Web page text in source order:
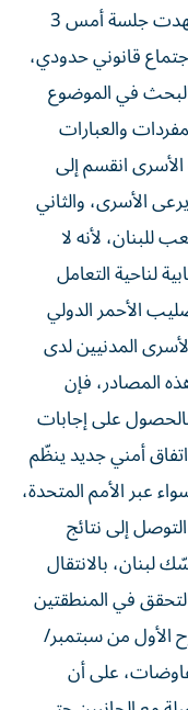
وحسب مصادر الرئاسة اللبنانية، فقد شهدت جلسة أمس 3
قانوني حدودي،
في الموضوع
والعبارات
انقسم إلى
الأسرى، والثاني
للبنان، لأنه لا
لناحية التعامل
الأحمر الدولي
المدنيين لدى
المصادر، فإن
على إجابات
أمني جديد ينظّم
عبر الأمم المتحدة،
إلى نتائج
لبنان، بالانتقال
في المنطقتين
الأول من سبتمبر/
على أن